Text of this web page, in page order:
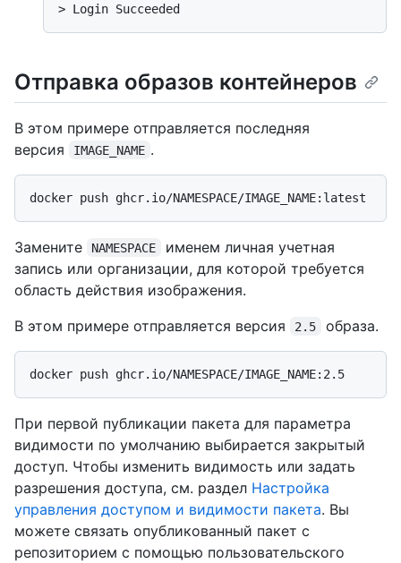
> Login Succeeded
Отправка образов контейнеров
В этом примере отправляется последняя
версия
IMAGE_NAME .
Замените NAMESPACE
именем личная учетная
запись или организации, для которой требуется
область действия изображения.
В этом примере отправляется версия
2.5 образа.
При первой публикации пакета для параметра
видимости по умолчанию выбирается закрытый
доступ. Чтобы изменить видимость или задать
разрешения доступа, см. раздел Настройка
управления доступом и видимости пакета. Вы
можете связать опубликованный пакет с
репозиторием с помощью пользовательского